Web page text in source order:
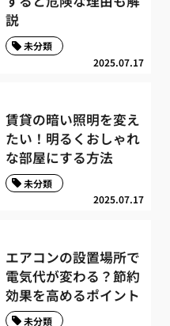
説
2025.07.17
未分類
賃貸の暗い照明を変え
たい！明るくおしゃれ
な部屋にする方法
2025.07.17
未分類
エアコンの設置場所で
電気代が変わる？節約
効果を高めるポイント
未分類